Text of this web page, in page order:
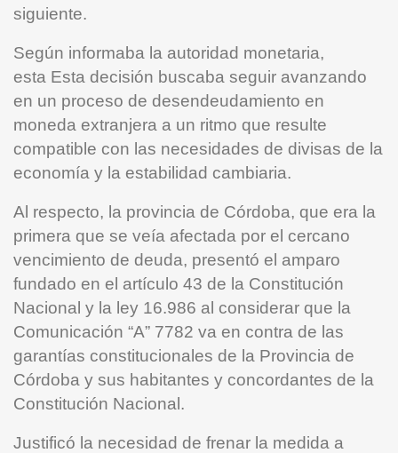
siguiente.
Según informaba la autoridad monetaria,
esta Esta decisión buscaba seguir avanzando
en un proceso de desendeudamiento en
moneda extranjera a un ritmo que resulte
compatible con las necesidades de divisas de la
economía y la estabilidad cambiaria.
Al respecto, la provincia de Córdoba, que era la
primera que se veía afectada por el cercano
vencimiento de deuda, presentó el amparo
fundado en el artículo 43 de la Constitución
Nacional y la ley 16.986 al considerar que la
Comunicación “A” 7782 va en contra de las
garantías constitucionales de la Provincia de
Córdoba y sus habitantes y concordantes de la
Constitución Nacional.
Justificó la necesidad de frenar la medida a